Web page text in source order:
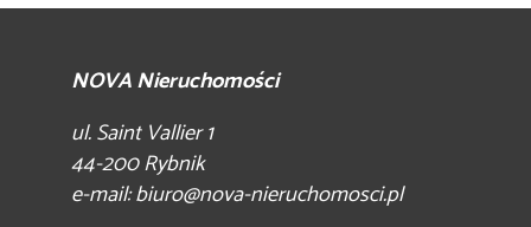
NOVA Nieruchomości
ul. Saint Vallier 1
44-200 Rybnik
e-mail:biuro@nova-nieruchomosci.pl